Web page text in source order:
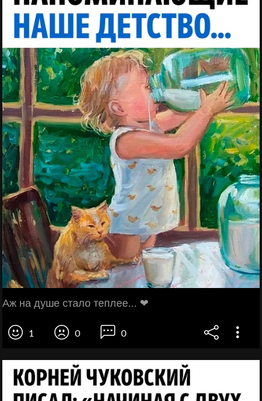
Аж на душе стало теплее... ❤
1 0 0